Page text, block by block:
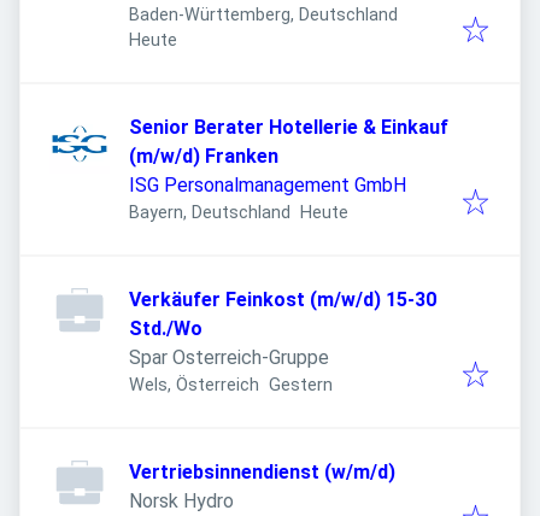
Baden-Württemberg, Deutschland
Veröffentlicht
Heute
Senior Berater Hotellerie & Einkauf
(m/w/d) Franken
ISG Personalmanagement GmbH
Bayern, Deutschland Veröffentlicht
Heute
Verkäufer Feinkost (m/w/d) 15-30
Std./Wo
Spar Osterreich-Gruppe
Wels, Österreich Veröffentlicht
Gestern
Vertriebsinnendienst (w/m/d)
Norsk Hydro